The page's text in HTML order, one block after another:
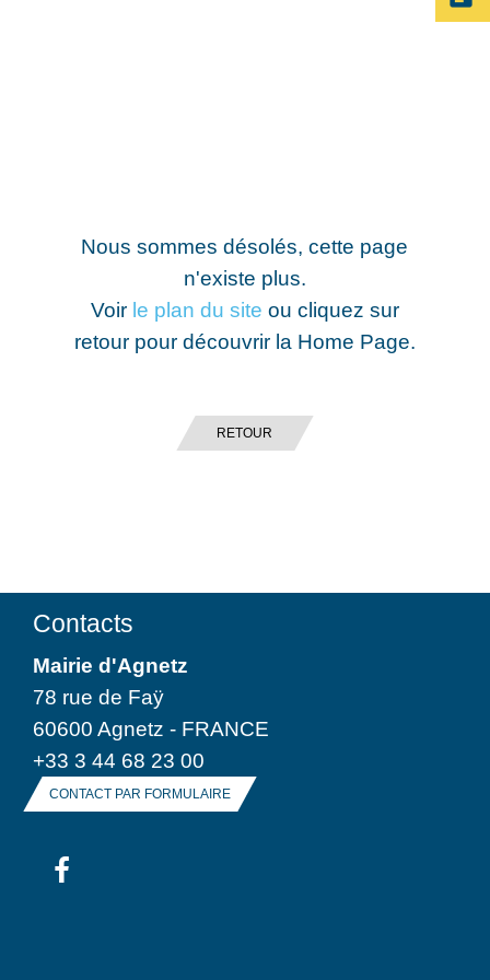
Nous sommes désolés, cette page
n'existe plus.
Voir le plan du site ou cliquez sur
retour pour découvrir la Home Page.
RETOUR
Contacts
Mairie d'Agnetz
78 rue de Faÿ
60600 Agnetz - FRANCE
+33 3 44 68 23 00
CONTACT PAR FORMULAIRE